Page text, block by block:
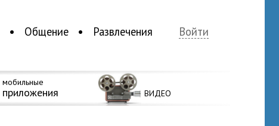
Общение Развлечения Войти
мобильные
приложения ВИДЕО